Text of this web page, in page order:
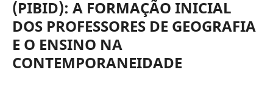
(PIBID): A FORMAÇÃO INICIAL
DOS PROFESSORES DE GEOGRAFIA
E O ENSINO NA
CONTEMPORANEIDADE